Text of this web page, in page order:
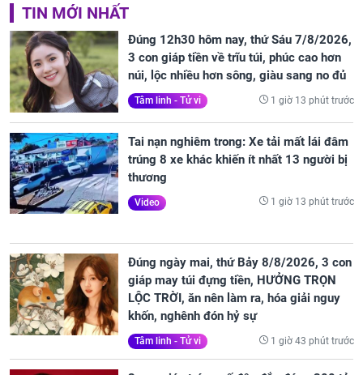
TIN MỚI NHẤT
Đúng 12h30 hôm nay, thứ Sáu 7/8/2026,
3 con giáp tiền về trĩu túi, phúc cao hơn
núi, lộc nhiều hơn sông, giàu sang no đủ
Tâm linh - Tử vi 1 giờ 13 phút trước
Tai nạn nghiêm trong: Xe tải mất lái đâm
trúng 8 xe khác khiến ít nhất 13 người bị
thương
Video 1 giờ 13 phút trước
Đúng ngày mai, thứ Bảy 8/8/2026, 3 con
giáp may túi đựng tiền, HƯỞNG TRỌN
LỘC TRỜI, ăn nên làm ra, hóa giải nguy
khốn, nghênh đón hỷ sự
Tâm linh - Tử vi 1 giờ 43 phút trước